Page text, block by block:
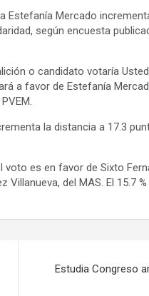
Estefanía Mercado
según encuesta
o candidato votaría
a favor de Estefanía
la distancia a 17.3
es en favor de Sixto
Villanueva, del MAS. El 15.7
Estudia Congreso